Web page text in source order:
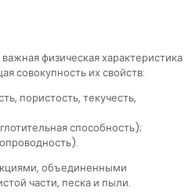
физическая характеристика
совокупность их свойств:
пористость, текучесть,
способность);
объединенными
части, песка и пыли.